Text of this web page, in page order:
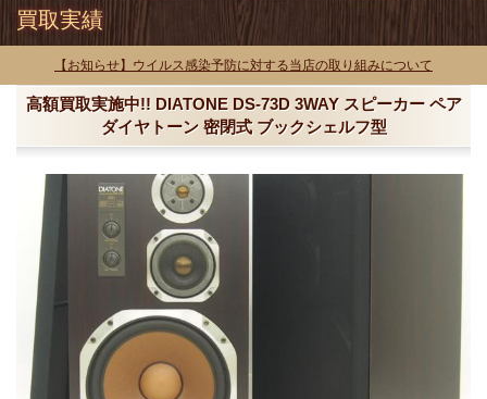
買取実績
【お知らせ】ウイルス感染予防に対する当店の取り組みについて
高額買取実施中!! DIATONE DS-73D 3WAY スピーカー ペア
ダイヤトーン 密閉式 ブックシェルフ型